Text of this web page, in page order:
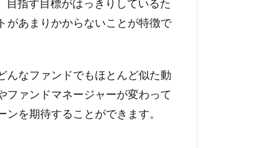
目指す目標がはっきりしているた
があまりかからないことが特徴で
んなファンドでもほとんど似た動
ファンドマネージャーが変わって
を期待することができます。